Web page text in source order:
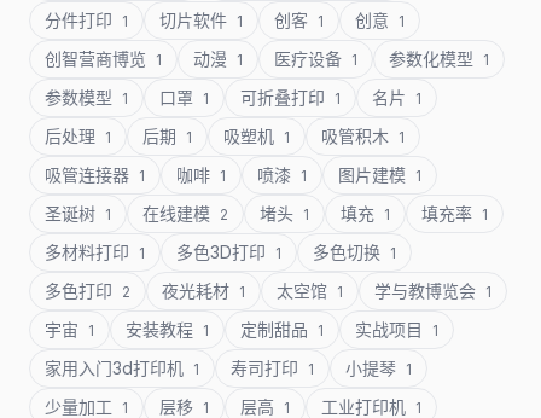
分件打印 1 切片软件 1 创客 1 创意 1
创智营商博览 1 动漫 1 医疗设备 1 参数化模型 1
参数模型 1 口罩 1 可折叠打印 1 名片 1
后处理 1 后期 1 吸塑机 1 吸管积木 1
吸管连接器 1 咖啡 1 喷漆 1 图片建模 1
圣诞树 1 在线建模 2 堵头 1 填充 1 填充率 1
多材料打印 1 多色3D打印 1 多色切换 1
多色打印 2 夜光耗材 1 太空馆 1 学与教博览会 1
宇宙 1 安装教程 1 定制甜品 1 实战项目 1
家用入门3d打印机 1 寿司打印 1 小提琴 1
少量加工 1 层移 1 层高 1 工业打印机 1